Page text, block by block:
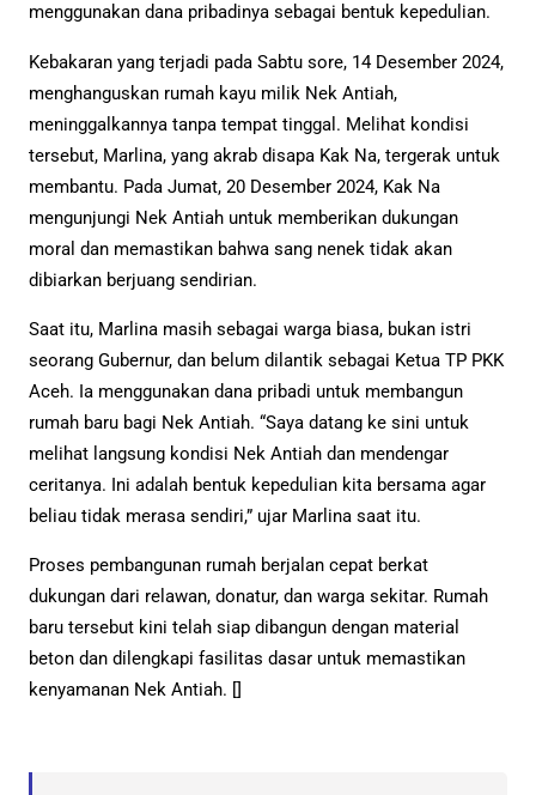
menggunakan dana pribadinya sebagai bentuk kepedulian.
Kebakaran yang terjadi pada Sabtu sore, 14 Desember 2024,
menghanguskan rumah kayu milik Nek Antiah,
meninggalkannya tanpa tempat tinggal. Melihat kondisi
tersebut, Marlina, yang akrab disapa Kak Na, tergerak untuk
membantu. Pada Jumat, 20 Desember 2024, Kak Na
mengunjungi Nek Antiah untuk memberikan dukungan
moral dan memastikan bahwa sang nenek tidak akan
dibiarkan berjuang sendirian.
Saat itu, Marlina masih sebagai warga biasa, bukan istri
seorang Gubernur, dan belum dilantik sebagai Ketua TP PKK
Aceh. Ia menggunakan dana pribadi untuk membangun
rumah baru bagi Nek Antiah. “Saya datang ke sini untuk
melihat langsung kondisi Nek Antiah dan mendengar
ceritanya. Ini adalah bentuk kepedulian kita bersama agar
beliau tidak merasa sendiri,” ujar Marlina saat itu.
Proses pembangunan rumah berjalan cepat berkat
dukungan dari relawan, donatur, dan warga sekitar. Rumah
baru tersebut kini telah siap dibangun dengan material
beton dan dilengkapi fasilitas dasar untuk memastikan
kenyamanan Nek Antiah. []